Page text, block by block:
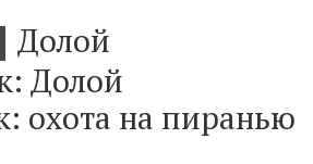
Долой
Долой
охота на пиранью